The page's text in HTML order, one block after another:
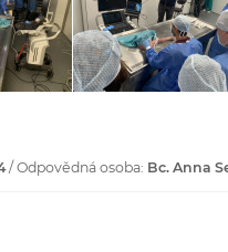
/ Odpovědná osoba: Bc. Anna